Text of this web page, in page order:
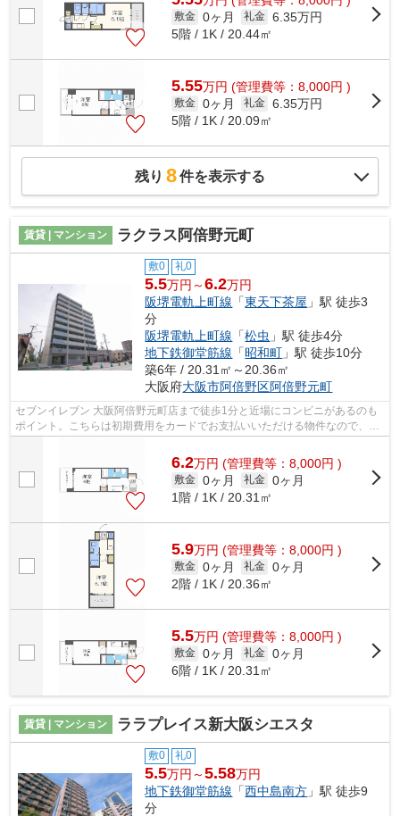
敷金 0ヶ月 礼金 6.35万円
5階 / 1K / 20.44㎡
5.55万円 (管理費等：8,000円 )
敷金 0ヶ月 礼金 6.35万円
5階 / 1K / 20.09㎡
残り 8件を表示する
賃貸 | マンション ラクラス阿倍野元町
敷0 礼0
5.5万円～6.2万円
阪堺電軌上町線 「東天下茶屋 」駅 徒歩3
分
阪堺電軌上町線 「松虫 」駅 徒歩4分
地下鉄御堂筋線 「昭和町 」駅 徒歩10分
築6年 / 20.31㎡～20.36㎡
大阪府大阪市阿倍野区阿倍野元町
セブンイレブン 大阪阿倍野元町店まで徒歩1分と近場にコンビニがあるのも
ポイント。こちらは初期費用をカードでお支払いいただける物件なので、支
6.2万円 (管理費等：8,000円 )
敷金 0ヶ月 礼金 0ヶ月
1階 / 1K / 20.31㎡
5.9万円 (管理費等：8,000円 )
敷金 0ヶ月 礼金 0ヶ月
2階 / 1K / 20.36㎡
5.5万円 (管理費等：8,000円 )
敷金 0ヶ月 礼金 0ヶ月
6階 / 1K / 20.31㎡
賃貸 | マンション ララプレイス新大阪シエスタ
敷0 礼0
5.5万円～5.58万円
地下鉄御堂筋線 「西中島南方 」駅 徒歩9
分